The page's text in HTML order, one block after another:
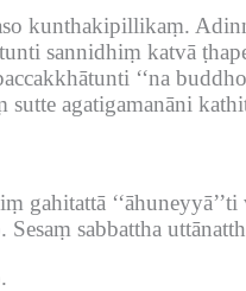
kunthakipillikaṃ.
sannidhiṃ katvā
‘‘na
sutte agatigamanāni
gahitattā
Sesaṃ sabbattha